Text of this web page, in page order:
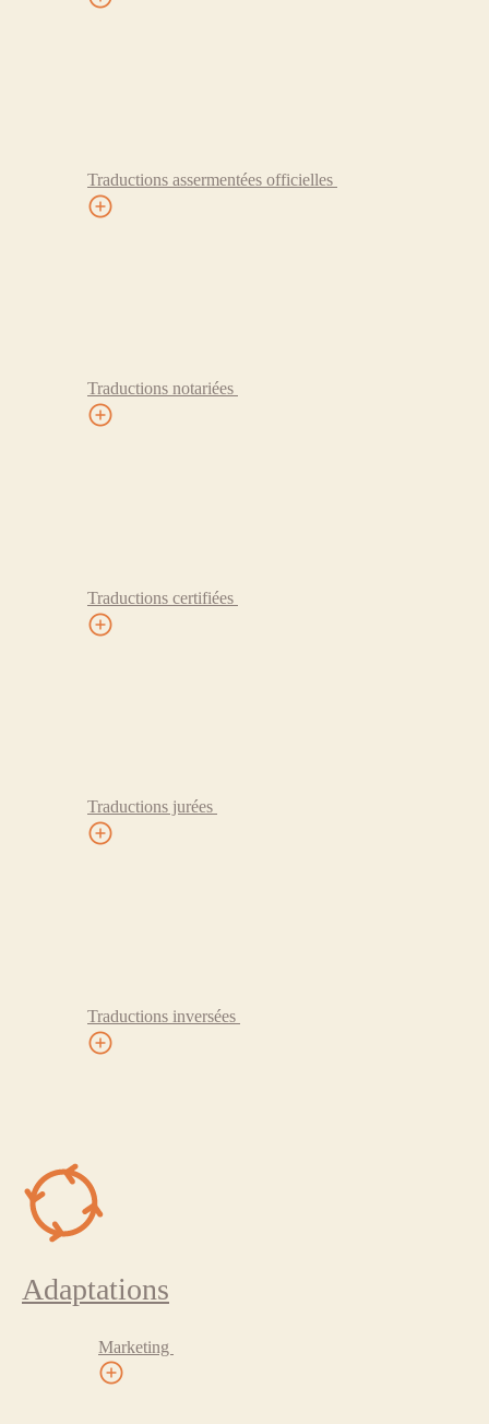
Traductions assermentées officielles
Traductions notariées
Traductions certifiées
Traductions jurées
Traductions inversées
Adaptations
Marketing